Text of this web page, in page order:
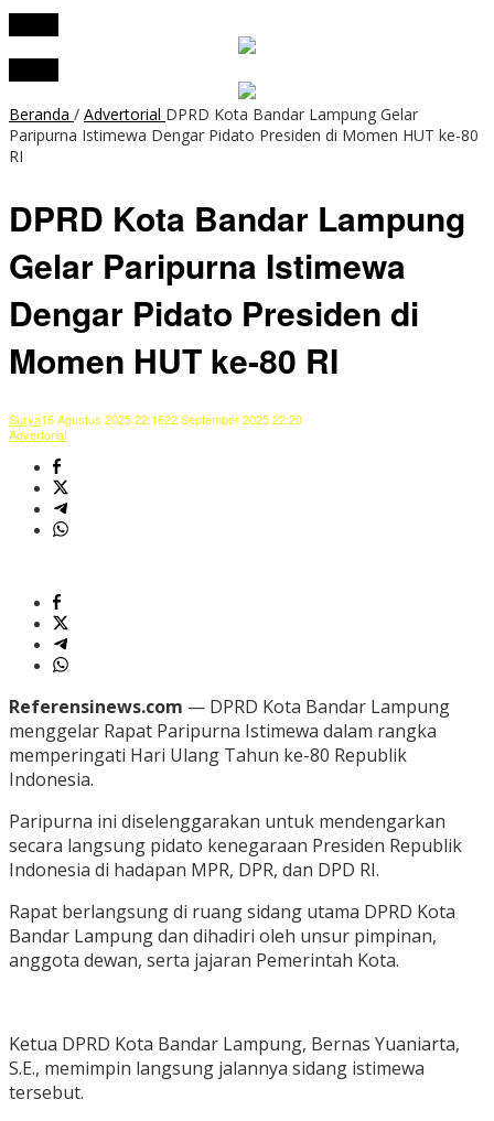
Beranda / Advertorial DPRD Kota Bandar Lampung Gelar
Paripurna Istimewa Dengar Pidato Presiden di Momen HUT ke-80
RI
DPRD Kota Bandar Lampung
Gelar Paripurna Istimewa
Dengar Pidato Presiden di
Momen HUT ke-80 RI
Surya16 Agustus 2025 22:1622 September 2025 22:20
Advertorial
Referensinews.com — DPRD Kota Bandar Lampung
menggelar Rapat Paripurna Istimewa dalam rangka
memperingati Hari Ulang Tahun ke-80 Republik
Indonesia.
Paripurna ini diselenggarakan untuk mendengarkan
secara langsung pidato kenegaraan Presiden Republik
Indonesia di hadapan MPR, DPR, dan DPD RI.
Rapat berlangsung di ruang sidang utama DPRD Kota
Bandar Lampung dan dihadiri oleh unsur pimpinan,
anggota dewan, serta jajaran Pemerintah Kota.
Ketua DPRD Kota Bandar Lampung, Bernas Yuaniarta,
S.E., memimpin langsung jalannya sidang istimewa
tersebut.